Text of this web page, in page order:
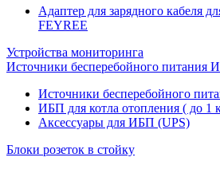
Адаптер для зарядного кабеля
FEYREE
Устройства мониторинга
Источники бесперебойного питания
Источники бесперебойного
ИБП для котла отопления ( до 1
Аксессуары для ИБП (UPS)
Блоки розеток в стойку